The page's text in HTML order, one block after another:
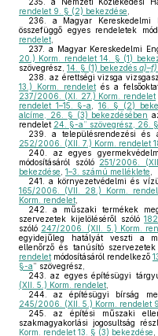
rendelet 9. § (2) bekezdése
236.
a Magyar Kereskedelmi
összefüggő egyes rendeletek
rendelet
237.
a Magyar Kereskedelmi
20.) Korm. rendelet 14. § (1)
szövegrész, 14. § (1) bekezdés a)–f)
238.
az érettségi vizsga
13.) Korm. rendelet és a
237/2006. (XI. 27.) Korm. rendelet
rendelet 1–15. §-a
16. § (2)
alcíme, 26. § (3) bekezdésében
rendelet 24. §-a” szövegrész, 26.
239.
a településrendezési és
252/2006. (XII. 7.) Korm. rendelet
240.
az egyes
módosításáról szóló 251/2006.
bekezdése 1–3. számú melléklete
241.
a környezetvédelmi és
165/2006. (VII. 28.) Korm.
Korm. rendelet
242.
a műszaki termékek
szervezetek kijelöléséről szóló
szóló 247/2006. (XII. 5.) Korm.
egyidejűleg hatályát veszti a
ellenőrző és tanúsító
rendelet módosításáról rendelkező
§-a” szövegrész,
243.
az egyes építésügyi
(XII. 5.) Korm. rendelet
244.
az építésügyi bírság
245/2006. (XII. 5.) Korm. rendelet
245.
az építési műszaki
szakmagyakorlási jogosultság
Korm. rendelet 13. § (3) bekezdése